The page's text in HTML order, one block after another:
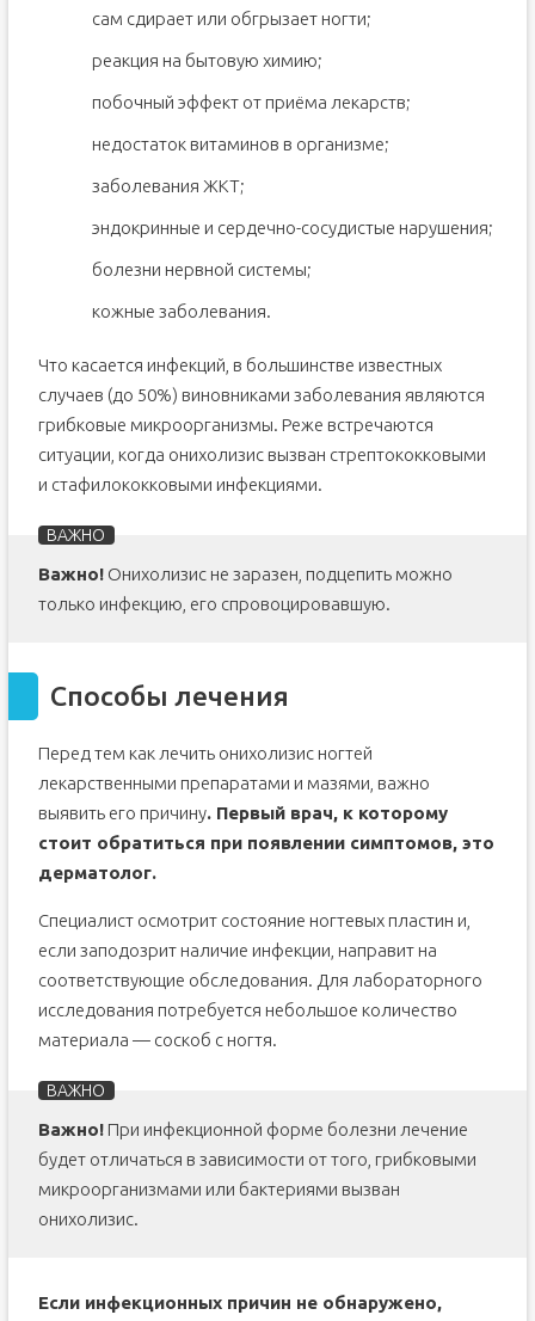
сам сдирает или обгрызает ногти;
реакция на бытовую химию;
побочный эффект от приёма лекарств;
недостаток витаминов в организме;
заболевания ЖКТ;
эндокринные и сердечно-сосудистые нарушения;
болезни нервной системы;
кожные заболевания.
Что касается инфекций, в большинстве известных
случаев (до 50%) виновниками заболевания являются
грибковые микроорганизмы. Реже встречаются
ситуации, когда онихолизис вызван стрептококковыми
и стафилококковыми инфекциями.
Важно!Онихолизис не заразен, подцепить можно
только инфекцию, его спровоцировавшую.
Способы лечения
Перед тем как лечить онихолизис ногтей
лекарственными препаратами и мазями, важно
выявить его причину. Первый врач, к которому
стоит обратиться при появлении симптомов, это
дерматолог.
Специалист осмотрит состояние ногтевых пластин и,
если заподозрит наличие инфекции, направит на
соответствующие обследования. Для лабораторного
исследования потребуется небольшое количество
материала — соскоб с ногтя.
Важно!При инфекционной форме болезни лечение
будет отличаться в зависимости от того, грибковыми
микроорганизмами или бактериями вызван
онихолизис.
Если инфекционных причин не обнаружено,